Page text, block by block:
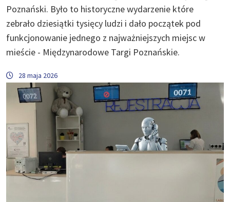
Poznański. Było to historyczne wydarzenie które
zebrało dziesiątki tysięcy ludzi i dało początek pod
funkcjonowanie jednego z najważniejszych miejsc w
mieście - Międzynarodowe Targi Poznańskie.
28 maja 2026